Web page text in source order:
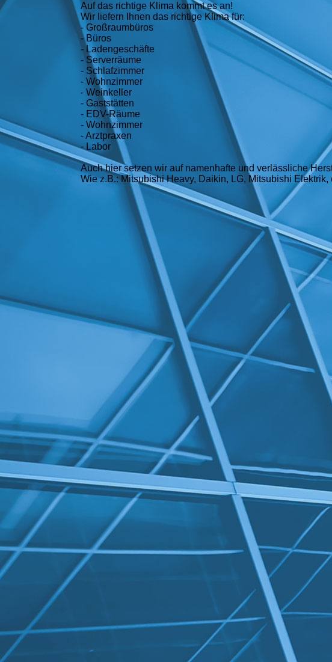
Auf das richtige Klima kommt es an!
Wir liefern Ihnen das richtige Klima für:
- Großraumbüros
- Büros
- Ladengeschäfte
- Serverräume
- Schlafzimmer
- Wohnzimmer
- Weinkeller
- Gaststätten
- EDV-Räume
- Wohnzimmer
- Arztpraxen
- Labor
Auch hier setzen wir auf namenhafte und verlässliche
Wie z.B.: Mitsubishi Heavy, Daikin, LG, Mitsubishi Elektrik,